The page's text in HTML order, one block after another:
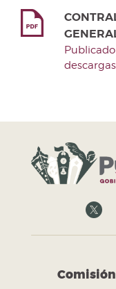
descargas